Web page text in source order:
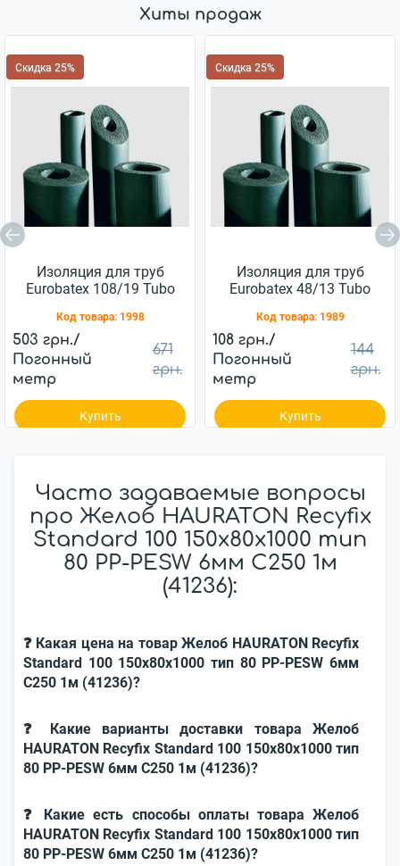
Хиты продаж
Скидка 25%
Изоляция для труб
Eurobatex 108/19 Tubo
Код товара: 1998
503 грн./
Погонный
метр
671
грн.
Купить
Скидка 25%
Изоляция для труб
Eurobatex 48/13 Tubo
Код товара: 1989
108 грн./
Погонный
метр
144
грн.
Купить
Часто задаваемые вопросы
про Желоб HAURATON Recyfix
Standard 100 150х80х1000 тип
80 РР-РЕSW 6мм C250 1м
(41236):
❓ Какая цена на товар Желоб HAURATON Recyfix
Standard 100 150х80х1000 тип 80 РР-РЕSW 6мм
C250 1м (41236)?
❓ Какие варианты доставки товара Желоб
HAURATON Recyfix Standard 100 150х80х1000 тип
80 РР-РЕSW 6мм C250 1м (41236)?
❓ Какие есть способы оплаты товара Желоб
HAURATON Recyfix Standard 100 150х80х1000 тип
80 РР-РЕSW 6мм C250 1м (41236)?